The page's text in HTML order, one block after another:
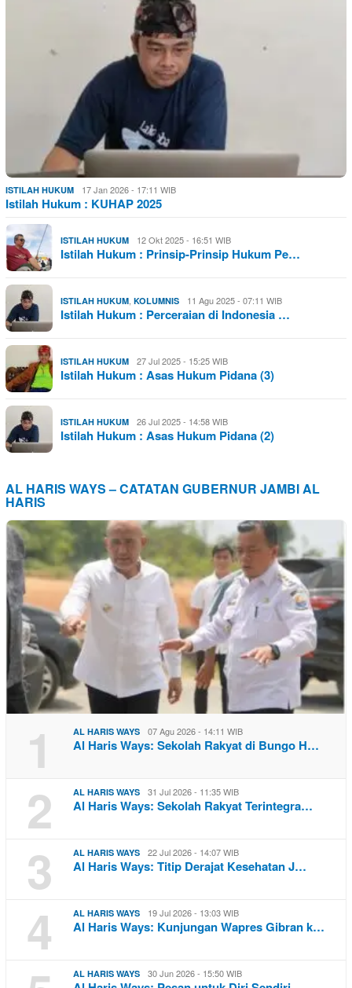
ISTILAH HUKUM 17 Jan 2026 - 17:11 WIB
Istilah Hukum : KUHAP 2025
ISTILAH HUKUM 12 Okt 2025 - 16:51 WIB
Istilah Hukum : Prinsip-Prinsip Hukum Pe…
ISTILAH HUKUM KOLUMNIS 11 Agu 2025 - 07:11 WIB
Istilah Hukum : Perceraian di Indonesia …
ISTILAH HUKUM 27 Jul 2025 - 15:25 WIB
Istilah Hukum : Asas Hukum Pidana (3)
ISTILAH HUKUM 26 Jul 2025 - 14:58 WIB
Istilah Hukum : Asas Hukum Pidana (2)
AL HARIS WAYS – CATATAN GUBERNUR JAMBI AL
HARIS
1 AL HARIS WAYS 07 Agu 2026 - 14:11 WIB
Al Haris Ways: Sekolah Rakyat di Bungo H…
2 AL HARIS WAYS 31 Jul 2026 - 11:35 WIB
Al Haris Ways: Sekolah Rakyat Terintegra…
3 AL HARIS WAYS 22 Jul 2026 - 14:07 WIB
Al Haris Ways: Titip Derajat Kesehatan J…
4 AL HARIS WAYS 19 Jul 2026 - 13:03 WIB
Al Haris Ways: Kunjungan Wapres Gibran k…
AL HARIS WAYS 30 Jun 2026 - 15:50 WIB